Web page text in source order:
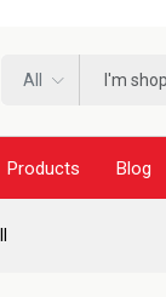
All
Products Blog